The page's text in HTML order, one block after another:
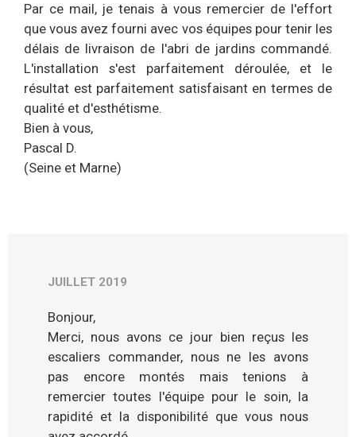
Par ce mail, je tenais à vous remercier de l'effort
que vous avez fourni avec vos équipes pour tenir les
délais de livraison de l'abri de jardins commandé.
L'installation s'est parfaitement déroulée, et le
résultat est parfaitement satisfaisant en termes de
qualité et d'esthétisme.
Bien à vous,
Pascal D.
(Seine et Marne)
JUILLET 2019
Bonjour,
Merci, nous avons ce jour bien reçus les
escaliers commander, nous ne les avons
pas encore montés mais tenions à
remercier toutes l'équipe pour le soin, la
rapidité et la disponibilité que vous nous